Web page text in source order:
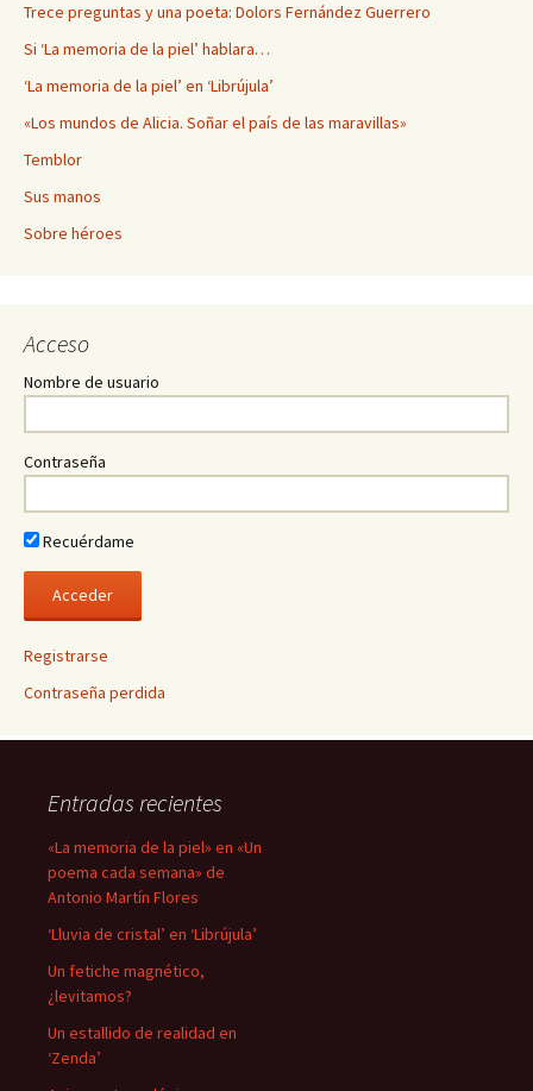
Trece preguntas y una poeta: Dolors Fernández Guerrero
Si ‘La memoria de la piel’ hablara…
‘La memoria de la piel’ en ‘Librújula’
«Los mundos de Alicia. Soñar el país de las maravillas»
Temblor
Sus manos
Sobre héroes
Acceso
Nombre de usuario
Contraseña
Recuérdame
Registrarse
Contraseña perdida
Entradas recientes
«La memoria de la piel» en «Un
poema cada semana» de
Antonio Martín Flores
‘Lluvia de cristal’ en ‘Librújula’
Un fetiche magnético,
¿levitamos?
Un estallido de realidad en
‘Zenda’